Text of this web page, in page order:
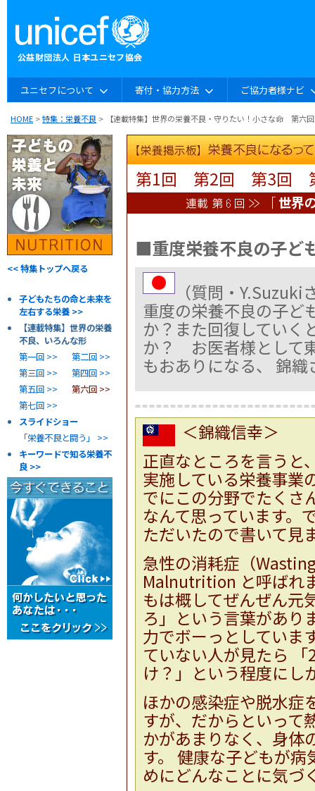
ユニセフについて 寄付・協力方法 ご協力者様ナビ
HOME >特集：栄養不良 > 【連載特集】世界の栄養不良・守りたい！小さな命 第六回
<< 特集トップへ戻る
子どもたちの命と未来を
左右する栄養 >>
【連載特集】世界の栄養
不良、いろんな形
第一回 >>
第三回 >>
第五回 >>
第七回 >>
第二回 >>
第四回 >>
第六回 >>
スライドショー
「栄養不良と闘う」 >>
キーワードで知る栄養不
良 >>
第1回 第2回 第3回
■重度栄養不良の子ど
（質問・Y.Suzuki
重度の栄養不良の子ど
か？また回復していく
か？ お医者様として
もおありになる、 錦
＜錦織信幸＞
正直なところを言うと
実施している栄養事業
でにこの分野でたくさ
なんて思っています。
ただいたので書いて見
急性の消耗症（
Malnutrition と呼ばれ
もは概してぜんぜん元
ろ」という言葉があり
力でボーっとしていま
ていない人が見たら
け？」という程度にし
ほかの感染症や脱水症
すが、だからといって
かがあまりなく、身体
す。 健康な子どもが
めにどんなことに気づ